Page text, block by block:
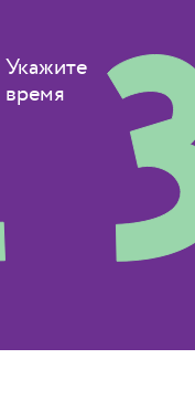
Укажите
время